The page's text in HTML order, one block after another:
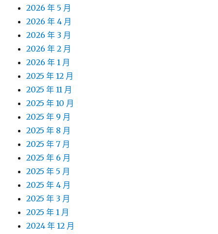
2026 年 5 月
2026 年 4 月
2026 年 3 月
2026 年 2 月
2026 年 1 月
2025 年 12 月
2025 年 11 月
2025 年 10 月
2025 年 9 月
2025 年 8 月
2025 年 7 月
2025 年 6 月
2025 年 5 月
2025 年 4 月
2025 年 3 月
2025 年 1 月
2024 年 12 月